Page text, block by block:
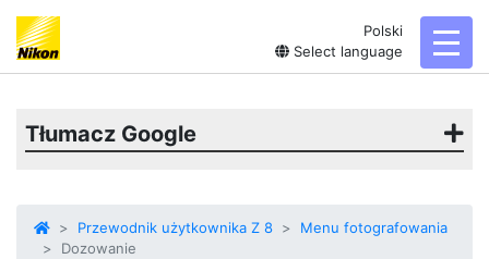
Polski
Select language
Tłumacz Google
Przewodnik użytkownika Z 8
Menu fotografowania
Dozowanie